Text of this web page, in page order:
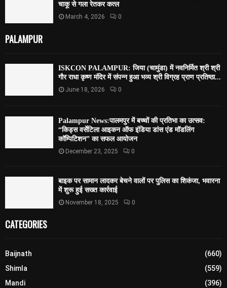
चाकू से गला रेतकर कत्ल
March 4, 2026 0
PALAMPUR
ISKCON PALAMPUR: जिया (चामुंडा) में नवनिर्मित श्री श्री
गौर राधा कृष्ण मंदिर में संपन्न हुआ भव्य श्री विग्रह प्राण प्रतिष्ठा...
June 18, 2026 0
Palampur News:पालमपुर में बच्चों की प्रतिभा का उत्सव:
“किड्स वर्सेटिला आइकन ऑफ इंडिया डांस एंड मॉडलिंग
कॉम्पिटिशन” का सफल आयोजन
December 23, 2025 0
बाइक पर सामान लादकर बेचने वालों पर पुलिस का शिकंजा, भवारना
में शुरू हुई सख्त कार्रवाई
November 18, 2025 0
CATEGORIES
Baijnath
(660)
Shimla
(559)
Mandi
(396)